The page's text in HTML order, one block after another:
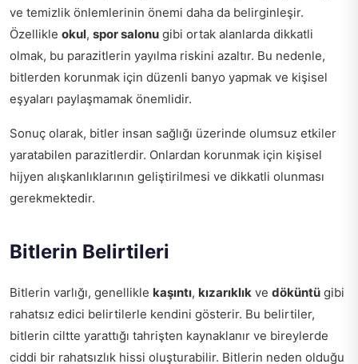
ve temizlik önlemlerinin önemi daha da belirginleşir.
Özellikle okul, spor salonu gibi ortak alanlarda dikkatli
olmak, bu parazitlerin yayılma riskini azaltır. Bu nedenle,
bitlerden korunmak için düzenli banyo yapmak ve kişisel
eşyaları paylaşmamak önemlidir.
Sonuç olarak, bitler insan sağlığı üzerinde olumsuz etkiler
yaratabilen parazitlerdir. Onlardan korunmak için kişisel
hijyen alışkanlıklarının geliştirilmesi ve dikkatli olunması
gerekmektedir.
Bitlerin Belirtileri
Bitlerin varlığı, genellikle kaşıntı, kızarıklık ve döküntü gibi
rahatsız edici belirtilerle kendini gösterir. Bu belirtiler,
bitlerin ciltte yarattığı tahrişten kaynaklanır ve bireylerde
ciddi bir rahatsızlık hissi oluşturabilir. Bitlerin neden olduğu